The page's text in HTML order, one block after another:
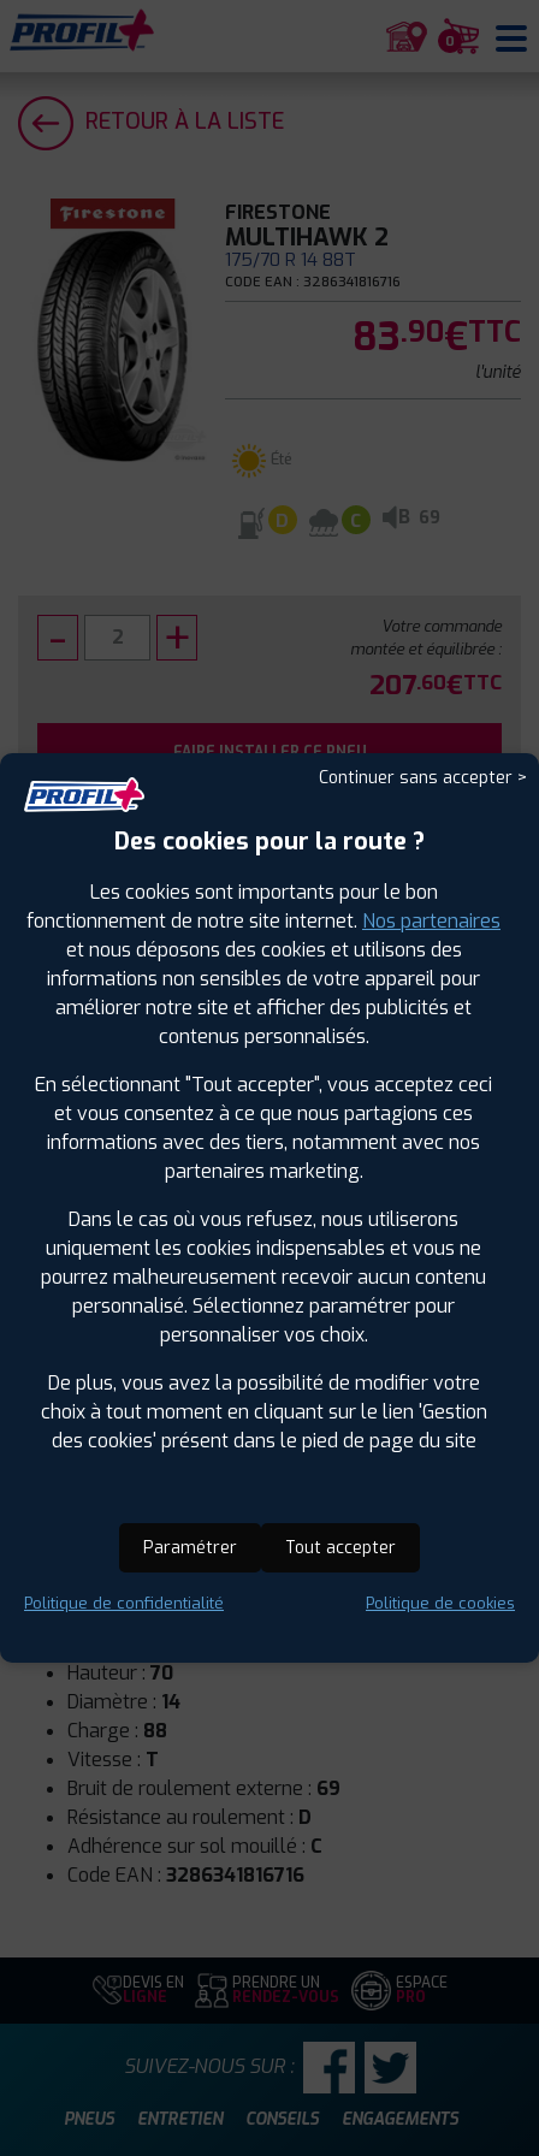
0
RETOUR À LA LISTE
FIRESTONE
MULTIHAWK 2
175/70 R 14 88T
CODE EAN : 3286341816716
83.90€TTC
l'unité
Été
D C B 69
Votre commande
montée et équilibrée :
207.60€TTC
FAIRE INSTALLER CE PNEU
Sous réserve de disponibilité en agence
SPÉCIFICATIONS AVIS CLIENTS ÉTIQUETAGE
Étiquetage
Runflat :Non
Hauteur : 70
Diamètre : 14
Charge : 88
Vitesse : T
Bruit de roulement externe : 69
Résistance au roulement : D
Adhérence sur sol mouillé : C
Code EAN : 3286341816716
DEVIS EN
LIGNE
PRENDRE UN
RENDEZ-VOUS
ESPACE
PRO
PNEUS ENTRETIEN CONSEILS ENGAGEMENTS
SUIVEZ-NOUS SUR :
Continuer sans accepter >
Des cookies pour la route ?
Les cookies sont importants pour le bon
fonctionnement de notre site internet. Nos partenaires
et nous déposons des cookies et utilisons des
informations non sensibles de votre appareil pour
améliorer notre site et afficher des publicités et
contenus personnalisés.
En sélectionnant "Tout accepter", vous acceptez ceci
et vous consentez à ce que nous partagions ces
informations avec des tiers, notamment avec nos
partenaires marketing.
Dans le cas où vous refusez, nous utiliserons
uniquement les cookies indispensables et vous ne
pourrez malheureusement recevoir aucun contenu
personnalisé. Sélectionnez paramétrer pour
personnaliser vos choix.
De plus, vous avez la possibilité de modifier votre
choix à tout moment en cliquant sur le lien 'Gestion
des cookies' présent dans le pied de page du site
Paramétrer Tout accepter
Politique de confidentialité Politique de cookies